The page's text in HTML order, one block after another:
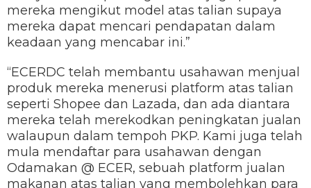
mereka mengikut model atas talian supaya
mereka dapat mencari pendapatan dalam
keadaan yang mencabar ini.”
“ECERDC telah membantu usahawan menjual
produk mereka menerusi platform atas talian
seperti Shopee dan Lazada, dan ada diantara
mereka telah merekodkan peningkatan jualan
walaupun dalam tempoh PKP. Kami juga telah
mula mendaftar para usahawan dengan
Odamakan @ ECER, sebuah platform jualan
makanan atas talian yang membolehkan para